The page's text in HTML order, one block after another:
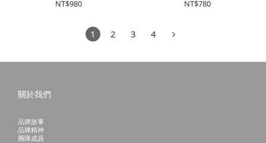
NT$980 NT$780
1 2 3 4
關於我們
品牌故事
品牌精神
團隊成員